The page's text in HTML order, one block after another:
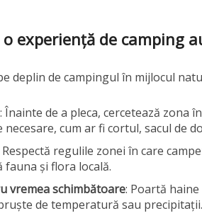
experiență de camping
deplin de campingul în mijlocul
: Înainte de a pleca, cercetează zona
cum ar fi cortul, sacul de
Respectă regulile zonei în care
fauna și flora locală.
vremea schimbătoare: Poartă
de temperatură sau precipitații.